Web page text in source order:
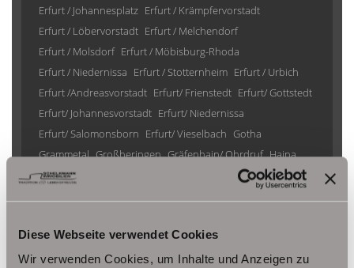
Diese Webseite verwendet Cookies
Wir verwenden Cookies, um Inhalte und Anzeigen zu
Erfurt / Johannesplatz Erfurt / Krämpfervorstadt
Erfurt / Löbervorstadt Erfurt / Melchendorf
Erfurt / Molsdorf Erfurt / Möbisburg-Rhoda
Erfurt / Niedernissa Erfurt / Stotternheim Erfurt / Urbich
Erfurt /Andreasvorstadt Erfurt/ Frienstedt Erfurt/ Gottstedt
Erfurt/ Johannesvorstadt Erfurt/ Niedernissa
Erfurt/ Salomonsborn Erfurt/ Vieselbach Gotha
Grammetal Großheringen Gräfenhain/ Ohrdruf Haina
Herbsleben
Ohrdruf Riethnordhausen Ruhla
Saalfeld/Saale / Remschütz Steinbach-Hallenberg/ Viernau